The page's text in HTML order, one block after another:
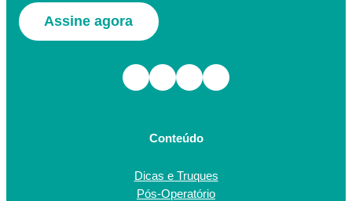
Assine agora
Facebook Instagram TikTok Youtube
Conteúdo
Dicas e Truques
Pós-Operatório